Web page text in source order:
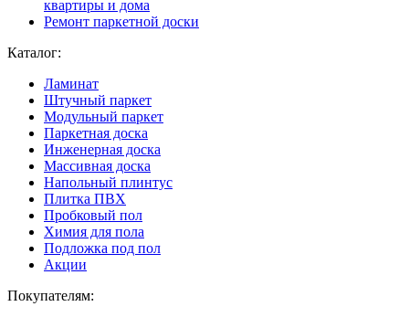
квартиры и дома
Ремонт паркетной доски
Каталог:
Ламинат
Штучный паркет
Модульный паркет
Паркетная доска
Инженерная доска
Массивная доска
Напольный плинтус
Плитка ПВХ
Пробковый пол
Химия для пола
Подложка под пол
Акции
Покупателям: